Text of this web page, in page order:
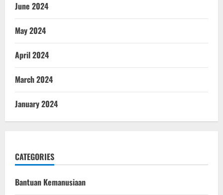
June 2024
May 2024
April 2024
March 2024
January 2024
CATEGORIES
Bantuan Kemanusiaan